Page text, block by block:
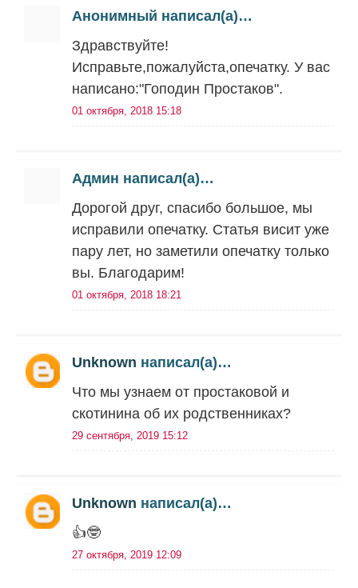
Анонимный написал(а)…
Здравствуйте!
Исправьте,пожалуйста,опечатку. У вас
написано:"Гоподин Простаков".
01 октября, 2018 15:18
Админ написал(а)…
Дорогой друг, спасибо большое, мы
исправили опечатку. Статья висит уже
пару лет, но заметили опечатку только
вы. Благодарим!
01 октября, 2018 18:21
Unknown написал(а)…
Что мы узнаем от простаковой и
скотинина об их родственниках?
29 сентября, 2019 15:12
Unknown написал(а)…
👍🤓
27 октября, 2019 12:09